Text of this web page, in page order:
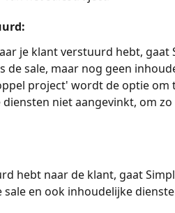
je klant verstuurd hebt, gaat
sale, maar nog geen
project' wordt de optie
diensten niet aangevinkt, om
hebt naar de klant, gaat
en ook inhoudelijke